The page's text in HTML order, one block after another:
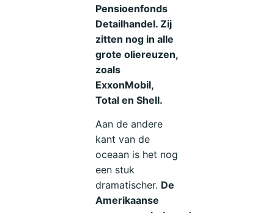
Pensioenfonds
Detailhandel. Zij
zitten nog in alle
grote oliereuzen,
zoals
ExxonMobil,
Total en Shell.
Aan de andere
kant van de
oceaan is het nog
een stuk
dramatischer. De
Amerikaanse